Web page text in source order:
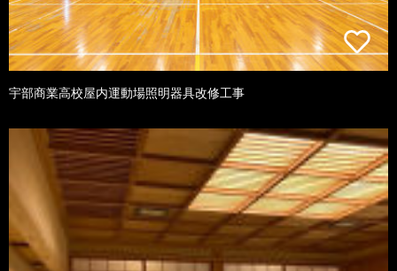
宇部商業高校屋内運動場照明器具改修工事